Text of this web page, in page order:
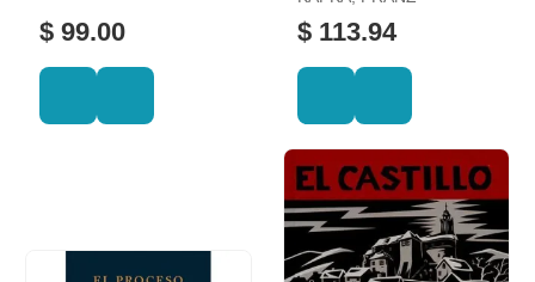
$ 99.00 $ 113.94